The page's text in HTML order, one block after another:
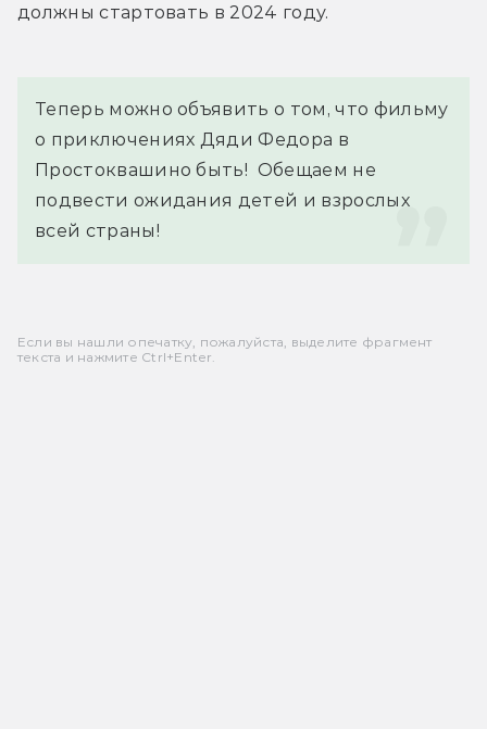
должны стартовать в 2024 году.
Теперь можно объявить о том, что фильму
о приключениях Дяди Федора в
Простоквашино быть!  Обещаем не
подвести ожидания детей и взрослых
всей страны!
Если вы нашли опечатку, пожалуйста, выделите фрагмент
текста и нажмите Ctrl+Enter.